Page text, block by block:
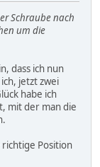
Schraube nach
um die
dass ich nun
jetzt zwei
habe ich
mit der man die
Position